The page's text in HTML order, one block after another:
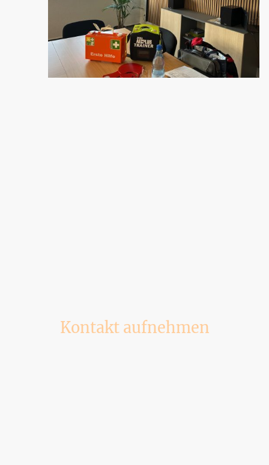
Kontakt aufnehmen